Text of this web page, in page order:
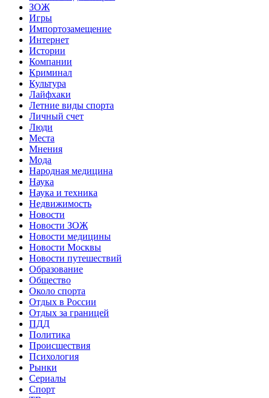
ЗОЖ
Игры
Импортозамещение
Интернет
Истории
Компании
Криминал
Культура
Лайфхаки
Летние виды спорта
Личный счет
Люди
Места
Мнения
Мода
Народная медицина
Наука
Наука и техника
Недвижимость
Новости
Новости ЗОЖ
Новости медицины
Новости Москвы
Новости путешествий
Образование
Общество
Около спорта
Отдых в России
Отдых за границей
ПДД
Политика
Происшествия
Психология
Рынки
Сериалы
Спорт